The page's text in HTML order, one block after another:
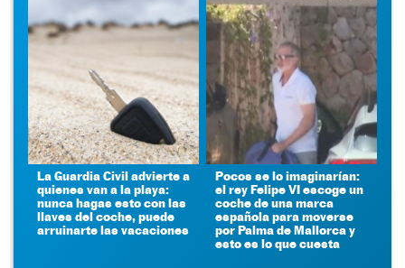
La Guardia Civil advierte a
quienes van a la playa:
nunca hagas esto con las
llaves del coche, puede
arruinarte las vacaciones
Pocos se lo imaginarían:
el rey Felipe VI escoge un
coche de una marca
española para moverse
por Palma de Mallorca y
esto es lo que cuesta